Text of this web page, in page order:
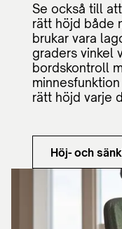
Se också till
rätt höjd både
brukar vara
graders vinkel
bordskontroll
rätt höjd varje
Höj- och